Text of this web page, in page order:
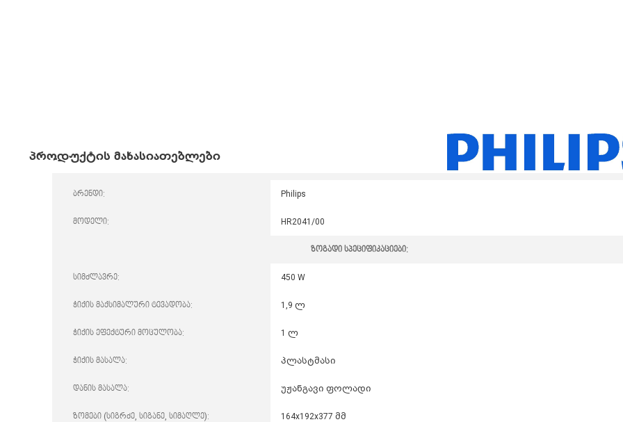
პროდუქტის მახასიათებლები
ბრენდი: Philips
მოდელი: HR2041/00
ზოგადი სპეციფიკაციები:
სიმძლავრე: 450 W
ჭიქის მაქსიმალური ტევადობა: 1,9 ლ
ჭიქის ეფექტური მოცულობა: 1 ლ
ჭიქის მასალა: პლასტმასი
დანის მასალა: უჟანგავი ფოლადი
ზომები (სიგრძე, სიგანე, სიმაღლე): 164x192x377 მმ